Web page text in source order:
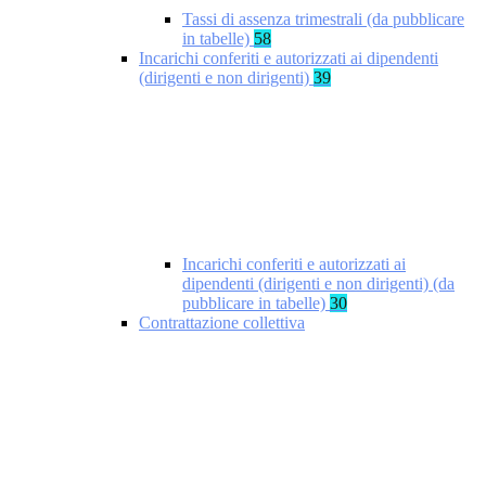
Tassi di assenza trimestrali (da pubblicare
in tabelle) 58
Incarichi conferiti e autorizzati ai dipendenti
(dirigenti e non dirigenti) 39
Incarichi conferiti e autorizzati ai
dipendenti (dirigenti e non dirigenti) (da
pubblicare in tabelle) 30
Contrattazione collettiva